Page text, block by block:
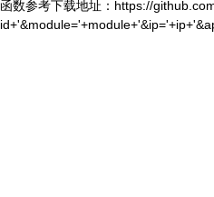
数参考下载地址：https://